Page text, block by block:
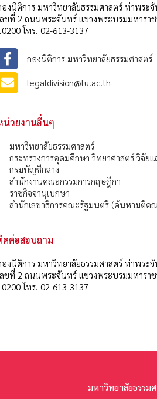
องนิติการ มหาวิทยาลัยธรรมศาสตร์ ท่าพระ
ลขที่ 2 ถนนพระจันทร์ แขวงพระบรมมหารา
โทร. 02-613-3137
กองนิติการ มหาวิทยาลัยธรรมศาสตร์
legaldivision@tu.ac.th
น่วยงานอื่นๆ
มหาวิทยาลัยธรรมศาสตร์
กระทรวงการอุดมศึกษา วิทยาศาสตร์ วิจัย
กรมบัญชีกลาง
สำนักงานคณะกรรมการกฤษฎีกา
ราชกิจจานุเบกษา
สำนักเลขาธิการคณะรัฐมนตรี (ค้นหามติค
ดต่อสอบถาม
องนิติการ มหาวิทยาลัยธรรมศาสตร์ ท่าพระ
ลขที่ 2 ถนนพระจันทร์ แขวงพระบรมมหารา
โทร. 02-613-3137
มหาวิทยาลัยธรรม